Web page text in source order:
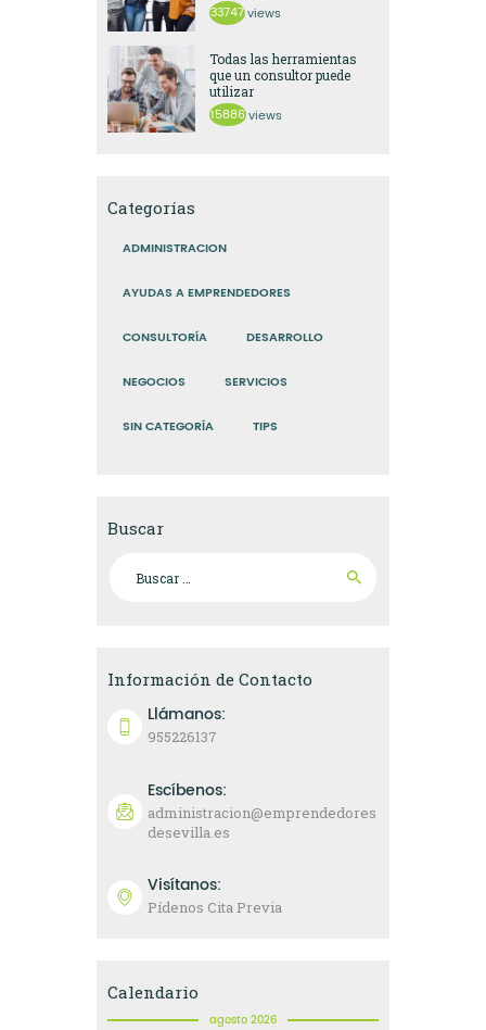
33747 views
Todas las herramientas
que un consultor puede
utilizar
15886 views
Categorías
ADMINISTRACION
AYUDAS A EMPRENDEDORES
CONSULTORÍA DESARROLLO
NEGOCIOS SERVICIOS
SIN CATEGORÍA TIPS
Buscar
Información de Contacto
Llámanos:
955226137
Escíbenos:
administracion@emprendedores
desevilla.es
Visítanos:
Pídenos Cita Previa
Calendario
agosto 2026